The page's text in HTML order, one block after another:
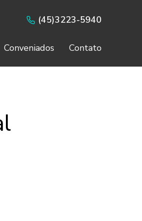
(45)3223-5940
Conveniados Contato